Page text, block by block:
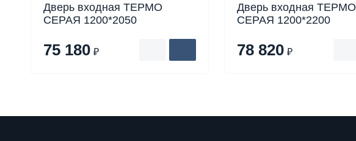
Дверь входная ТЕРМО
СЕРАЯ 1200*2050
75 180 ₽
Дверь входная ТЕРМО
СЕРАЯ 1200*2200
78 820 ₽